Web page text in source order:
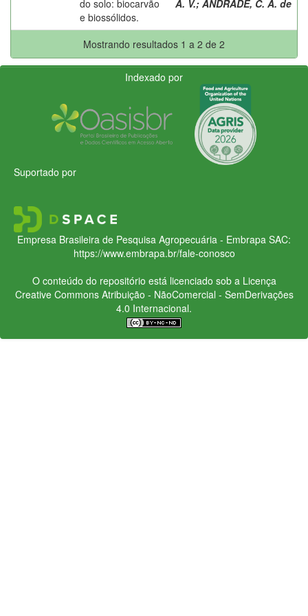
do solo: biocarvão
e biossólidos.
A. V.; ANDRADE, C. A. de
Mostrando resultados 1 a 2 de 2
Indexado por
Suportado por
Empresa Brasileira de Pesquisa Agropecuária - Embrapa SAC:
https://www.embrapa.br/fale-conosco
O conteúdo do repositório está licenciado sob a Licença
Creative CommonsAtribuição - NãoComercial - SemDerivações
4.0 Internacional.